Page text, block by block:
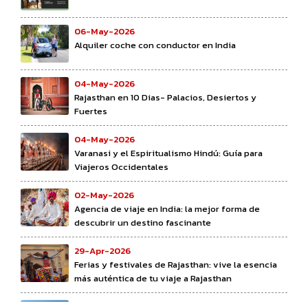
06-May-2026
Alquiler coche con conductor en India
04-May-2026
Rajasthan en 10 Dias- Palacios, Desiertos y
Fuertes
04-May-2026
Varanasi y el Espiritualismo Hindú: Guía para
Viajeros Occidentales
02-May-2026
Agencia de viaje en India: la mejor forma de
descubrir un destino fascinante
29-Apr-2026
Ferias y festivales de Rajasthan: vive la esencia
más auténtica de tu viaje a Rajasthan